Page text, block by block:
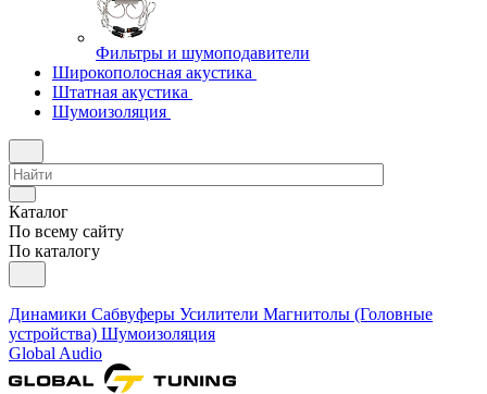
Фильтры и шумоподавители
Широкополосная акустика
Штатная акустика
Шумоизоляция
Каталог
По всему сайту
По каталогу
Динамики Сабвуферы Усилители Магнитолы (Головные
устройства) Шумоизоляция
Global Audio